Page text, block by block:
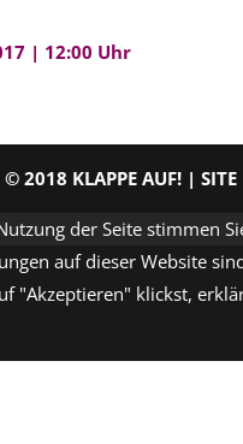
| 12:00 Uhr
© 2018 KLAPPE AUF! |
der Seite stimmen
auf dieser Website
"Akzeptieren" klickst,